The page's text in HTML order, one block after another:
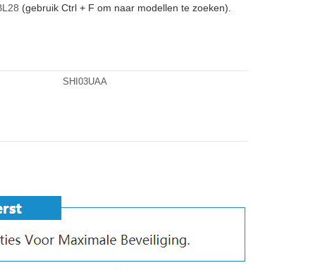
(gebruik Ctrl + F om naar modellen te zoeken).
SHI03UAA